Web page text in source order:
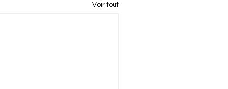
Voir tout